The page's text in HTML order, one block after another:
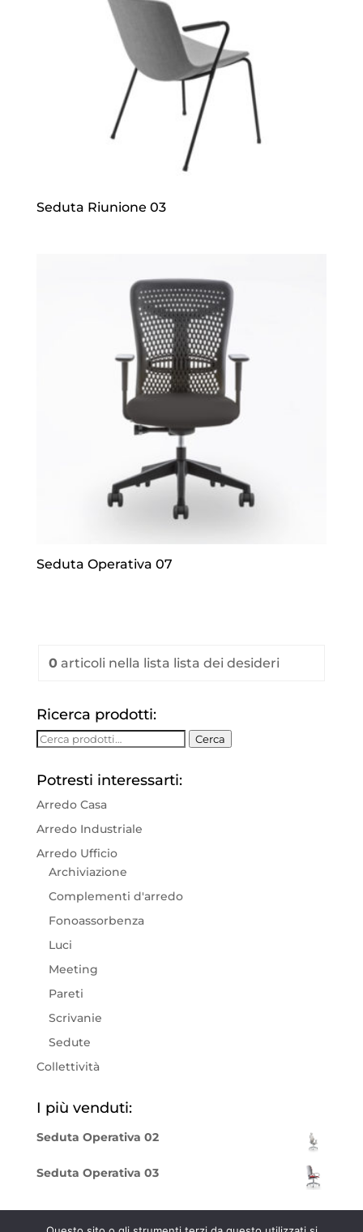
Seduta Riunione 03
Seduta Operativa 07
0articoli nella lista lista dei desideri
Ricerca prodotti:
Cerca: Cerca
Potresti interessarti:
Arredo Casa
Arredo Industriale
Arredo Ufficio
Archiviazione
Complementi d'arredo
Fonoassorbenza
Luci
Meeting
Pareti
Scrivanie
Sedute
Collettività
I più venduti:
Seduta Operativa 02
Seduta Operativa 03